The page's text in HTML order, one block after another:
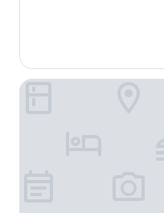
ulasan)
Flynns Beach Caravan Park